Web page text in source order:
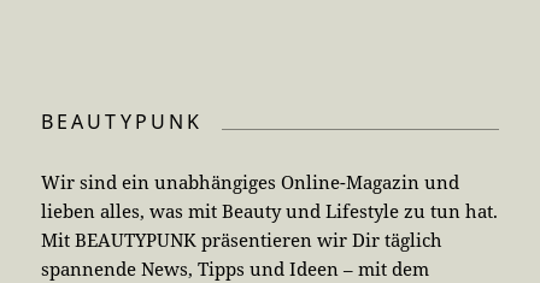
BEAUTYPUNK
Wir sind ein unabhängiges Online-Magazin und
lieben alles, was mit Beauty und Lifestyle zu tun hat.
Mit BEAUTYPUNK präsentieren wir Dir täglich
spannende News, Tipps und Ideen – mit dem